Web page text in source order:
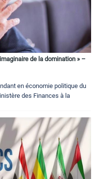
de la domination » –
en économie politique du
des Finances à la